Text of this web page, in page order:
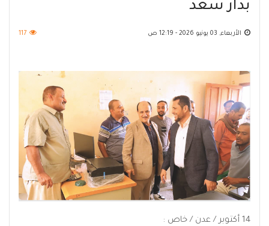
بدار سعد
الأربعاء, 03 يونيو 2026 - 12:19 ص 117
14 أكتوبر / عدن / خاص :